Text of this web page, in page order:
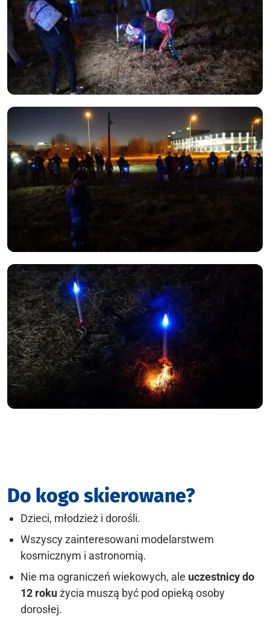
Do kogo skierowane?
Dzieci, młodzież i dorośli.
Wszyscy zainteresowani modelarstwem
kosmicznym i astronomią.
Nie ma ograniczeń wiekowych, ale uczestnicy do
12 rokużycia muszą być pod opieką osoby
dorosłej.